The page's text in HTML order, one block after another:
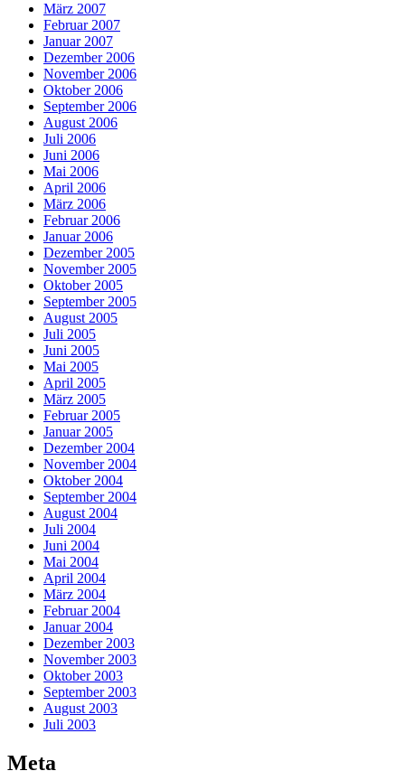
März 2007
Februar 2007
Januar 2007
Dezember 2006
November 2006
Oktober 2006
September 2006
August 2006
Juli 2006
Juni 2006
Mai 2006
April 2006
März 2006
Februar 2006
Januar 2006
Dezember 2005
November 2005
Oktober 2005
September 2005
August 2005
Juli 2005
Juni 2005
Mai 2005
April 2005
März 2005
Februar 2005
Januar 2005
Dezember 2004
November 2004
Oktober 2004
September 2004
August 2004
Juli 2004
Juni 2004
Mai 2004
April 2004
März 2004
Februar 2004
Januar 2004
Dezember 2003
November 2003
Oktober 2003
September 2003
August 2003
Juli 2003
Meta